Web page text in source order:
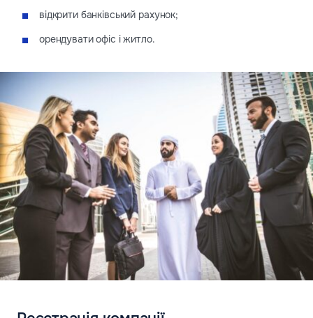
відкрити банківський рахунок;
орендувати офіс і житло.